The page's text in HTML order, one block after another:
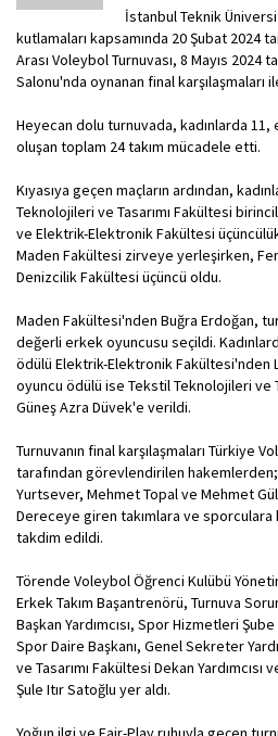
İstanbul Teknik
kutlamaları kapsamında 20 Şubat 2024
Arası Voleybol Turnuvası, 8 Mayıs 2024
Salonu'nda oynanan final karşılaşmaları
Heyecan dolu turnuvada, kadınlarda
oluşan toplam 24 takım mücadele etti.
Kıyasıya geçen maçların ardından,
Teknolojileri ve Tasarımı Fakültesi
ve Elektrik-Elektronik Fakültesi
Maden Fakültesi zirveye yerleşirken,
Denizcilik Fakültesi üçüncü oldu.
Maden Fakültesi'nden Buğra Erdoğan,
değerli erkek oyuncusu seçildi.
ödülü Elektrik-Elektronik Fakültesi'nden
oyuncu ödülü ise Tekstil Teknolojileri ve
Güneş Azra Düvek'e verildi.
Turnuvanın final karşılaşmaları Türkiye
tarafından görevlendirilen
Yurtsever, Mehmet Topal ve Mehmet
Dereceye giren takımlara ve sporculara
takdim edildi.
Törende Voleybol Öğrenci Kulübü
Erkek Takım Başantrenörü, Turnuva
Başkan Yardımcısı, Spor Hizmetleri
Spor Daire Başkanı, Genel Sekreter
ve Tasarımı Fakültesi Dekan Yardımcısı
Şule Itır Satoğlu yer aldı.